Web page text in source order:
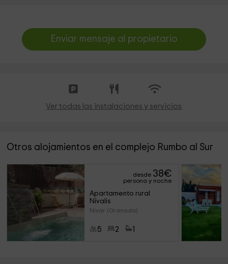
Enviar mensaje al propietario
Ver todas las instalaciones y servicios
Otros alojamientos en el complejo Rumbo al Sur
desde 38€
persona y noche
Apartamento rural
Nívalis
Nivar (Granada)
5 2